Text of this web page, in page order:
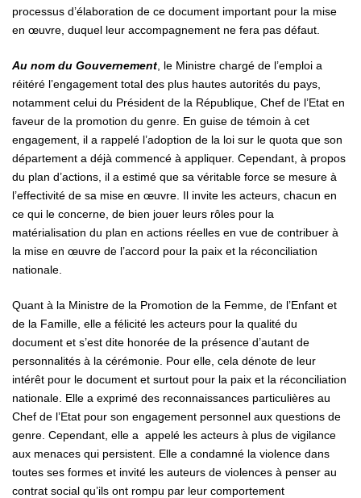
processus d’élaboration de ce document important pour la mise
en œuvre, duquel leur accompagnement ne fera pas défaut.
Au nom du Gouvernement , le Ministre chargé de l’emploi a
réitéré l’engagement total des plus hautes autorités du pays,
notamment celui du Président de la République, Chef de l’Etat en
faveur de la promotion du genre. En guise de témoin à cet
engagement, il a rappelé l’adoption de la loi sur le quota que son
département a déjà commencé à appliquer. Cependant, à propos
du plan d’actions, il a estimé que sa véritable force se mesure à
l’effectivité de sa mise en œuvre. Il invite les acteurs, chacun en
ce qui le concerne, de bien jouer leurs rôles pour la
matérialisation du plan en actions réelles en vue de contribuer à
la mise en œuvre de l’accord pour la paix et la réconciliation
nationale.
Quant à la Ministre de la Promotion de la Femme, de l’Enfant et
de la Famille, elle a félicité les acteurs pour la qualité du
document et s’est dite honorée de la présence d’autant de
personnalités à la cérémonie. Pour elle, cela dénote de leur
intérêt pour le document et surtout pour la paix et la réconciliation
nationale. Elle a exprimé des reconnaissances particulières au
Chef de l’Etat pour son engagement personnel aux questions de
genre. Cependant, elle a appelé les acteurs à plus de vigilance
aux menaces qui persistent. Elle a condamné la violence dans
toutes ses formes et invité les auteurs de violences à penser au
contrat social qu’ils ont rompu par leur comportement